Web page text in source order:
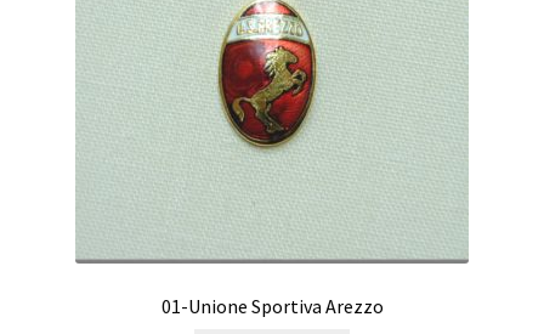
01-Unione Sportiva Arezzo